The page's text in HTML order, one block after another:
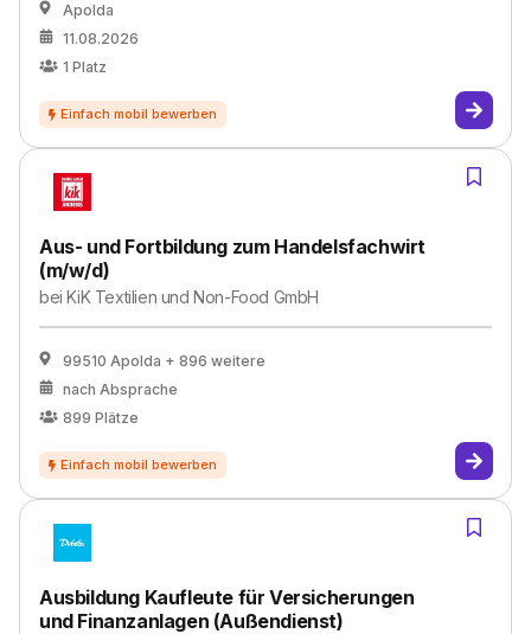
Apolda
11.08.2026
1 Platz
Aus- und Fortbildung zum Handelsfachwirt
(m/w/d)
beiKiK Textilien und Non-Food GmbH
99510 Apolda + 896 weitere
nach Absprache
899 Plätze
Ausbildung Kaufleute für Versicherungen
und Finanzanlagen (Außendienst)